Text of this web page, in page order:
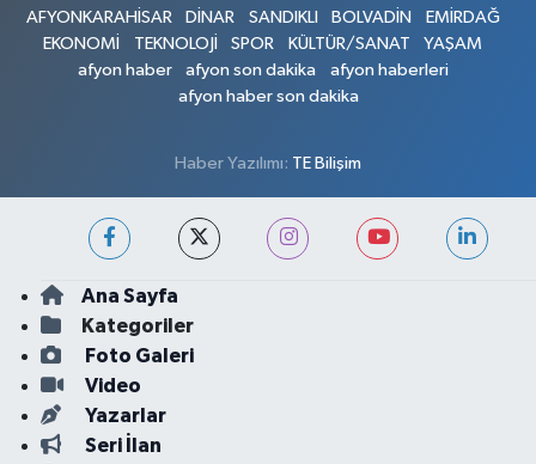
AFYONKARAHİSAR DİNAR SANDIKLI BOLVADİN
EMİRDAĞ
EKONOMİ
TEKNOLOJİ SPOR KÜLTÜR/SANAT
YAŞAM
afyon haber
afyon son dakika
afyon haberleri
afyon haber son dakika
Haber Yazılımı: TE Bilişim
Ana Sayfa
Kategoriler
Foto Galeri
Video
Yazarlar
Seri İlan